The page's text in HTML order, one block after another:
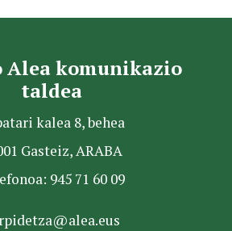
Alea komunikazio
taldea
kalea 8, behea
Gasteiz, ARABA
945 71 60 09